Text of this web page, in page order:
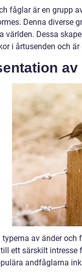
fåglar är en grupp
Denna diverse
världen. Dessa
i årtusenden och
typerna av änder och
ett särskilt intresse
andfåglarna